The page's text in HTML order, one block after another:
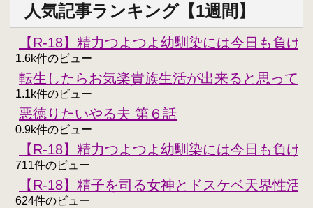
人気記事ランキング【1週間】
【R-18】精力つよつよ幼馴染には今日も負け
1.6k件のビュー
転生したらお気楽貴族生活が出来ると思って
1.1k件のビュー
悪徳りたいやる夫 第６話
0.9k件のビュー
【R-18】精力つよつよ幼馴染には今日も負け
711件のビュー
【R-18】精子を司る女神とドスケベ天界性活
624件のビュー